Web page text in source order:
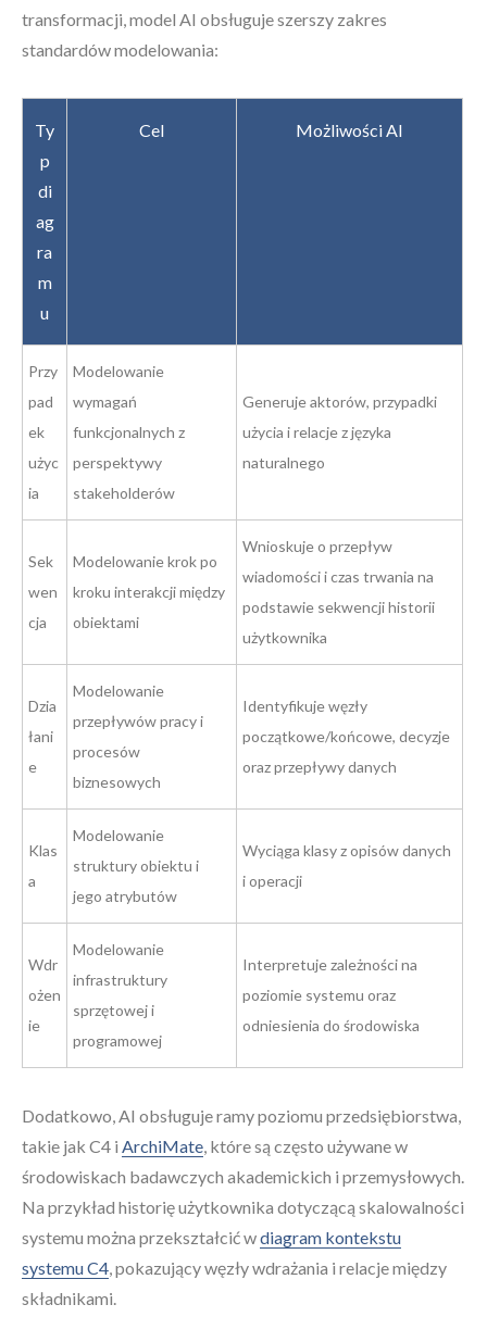
transformacji, model AI obsługuje szerszy zakres
standardów modelowania:
Ty
p
di
ag
ra
m
u
Cel Możliwości AI
Przy
pad
ek
użyc
ia
Modelowanie
wymagań
funkcjonalnych z
perspektywy
stakeholderów
Generuje aktorów, przypadki
użycia i relacje z języka
naturalnego
Sek
wen
cja
Modelowanie krok po
kroku interakcji między
obiektami
Wnioskuje o przepływ
wiadomości i czas trwania na
podstawie sekwencji historii
użytkownika
Dzia
łani
e
Modelowanie
przepływów pracy i
procesów
biznesowych
Identyfikuje węzły
początkowe/końcowe, decyzje
oraz przepływy danych
Klas
a
Modelowanie
struktury obiektu i
jego atrybutów
Wyciąga klasy z opisów danych
i operacji
Wdr
ożen
ie
Modelowanie
infrastruktury
sprzętowej i
programowej
Interpretuje zależności na
poziomie systemu oraz
odniesienia do środowiska
Dodatkowo, AI obsługuje ramy poziomu przedsiębiorstwa,
takie jak C4 i ArchiMate, które są często używane w
środowiskach badawczych akademickich i przemysłowych.
Na przykład historię użytkownika dotyczącą skalowalności
systemu można przekształcić wdiagram kontekstu
systemu C4, pokazujący węzły wdrażania i relacje między
składnikami.